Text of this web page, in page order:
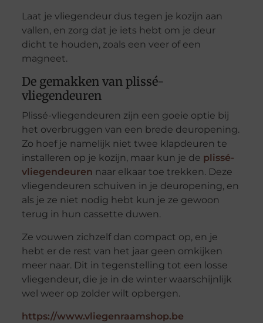
Laat je vliegendeur dus tegen je kozijn aan
vallen, en zorg dat je iets hebt om je deur
dicht te houden, zoals een veer of een
magneet.
De gemakken van plissé-
vliegendeuren
Plissé-vliegendeuren zijn een goeie optie bij
het overbruggen van een brede deuropening.
Zo hoef je namelijk niet twee klapdeuren te
installeren op je kozijn, maar kun je de plissé-
vliegendeuren naar elkaar toe trekken. Deze
vliegendeuren schuiven in je deuropening, en
als je ze niet nodig hebt kun je ze gewoon
terug in hun cassette duwen.
Ze vouwen zichzelf dan compact op, en je
hebt er de rest van het jaar geen omkijken
meer naar. Dit in tegenstelling tot een losse
vliegendeur, die je in de winter waarschijnlijk
wel weer op zolder wilt opbergen.
https://www.vliegenraamshop.be